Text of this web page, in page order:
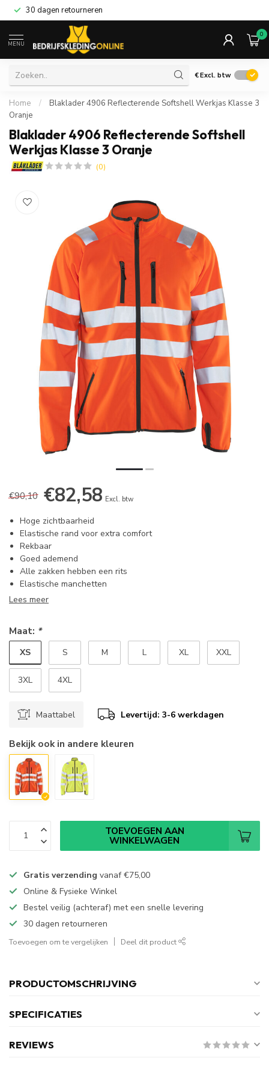
30 dagen retourneren
MENU
0
€Excl. btw
Home /
Blaklader 4906 Reflecterende Softshell Werkjas Klasse 3
Oranje
Blaklader 4906 Reflecterende Softshell
Werkjas Klasse 3 Oranje
(0)
€90,10 €82,58 Excl. btw
Hoge zichtbaarheid
Elastische rand voor extra comfort
Rekbaar
Goed ademend
Alle zakken hebben een rits
Elastische manchetten
Lees meer
Maat: *
XS S M L XL XXL
3XL 4XL
Maattabel Levertijd: 3-6 werkdagen
Bekijk ook in andere kleuren
TOEVOEGEN AAN
WINKELWAGEN
Gratis verzending vanaf€75,00
Online & Fysieke Winkel
Bestel veilig (achteraf) met een snelle levering
30 dagen retourneren
Toevoegen om te vergelijken Deel dit product
PRODUCTOMSCHRIJVING
SPECIFICATIES
REVIEWS